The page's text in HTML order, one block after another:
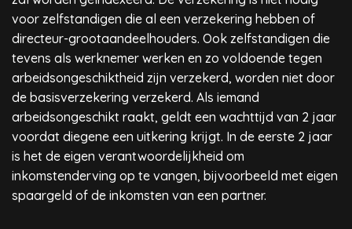
voor zelfstandigen die al een verzekering hebben of
directeur-grootaandeelhouders. Ook zelfstandigen die
tevens als werknemer werken en zo voldoende tegen
arbeidsongeschiktheid zijn verzekerd, worden niet door
de basisverzekering verzekerd. Als iemand
arbeidsongeschikt raakt, geldt een wachttijd van 2 jaar
voordat diegene een uitkering krijgt. In de eerste 2 jaar
is het de eigen verantwoordelijkheid om
inkomstenderving op te vangen, bijvoorbeeld met eigen
spaargeld of de inkomsten van een partner.